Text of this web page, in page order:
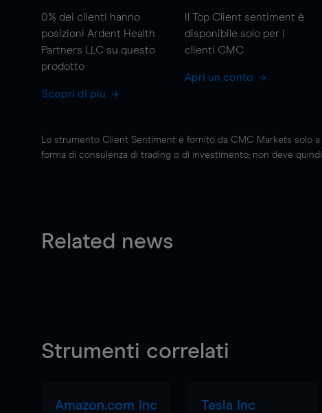
0% dei clienti hanno
posizioni Ardent Health
Partners LLC su questo
prodotto
Scopri di più
Il Top Client sentiment è
disponibile solo per i
clienti CMC
Apri un conto
Lo strumento Client Sentiment è fornito da CMC Markets solo
forma di consulenza di trading o di investimento; non deve
Related news
Strumenti correlati
Amazon.com Inc Tesla Inc